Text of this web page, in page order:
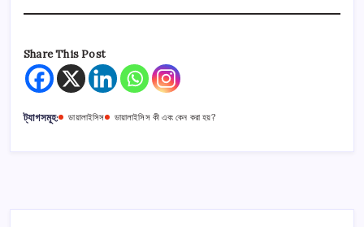
Share This Post
ট্যাগসমূহ: ডায়ালাইসিস ডায়ালাইসিস কী এবং কেন করা হয়?